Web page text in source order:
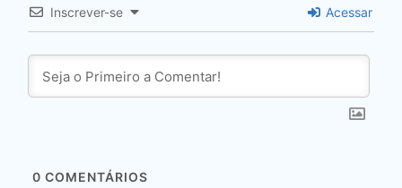
Inscrever-se Acessar
0 COMENTÁRIOS